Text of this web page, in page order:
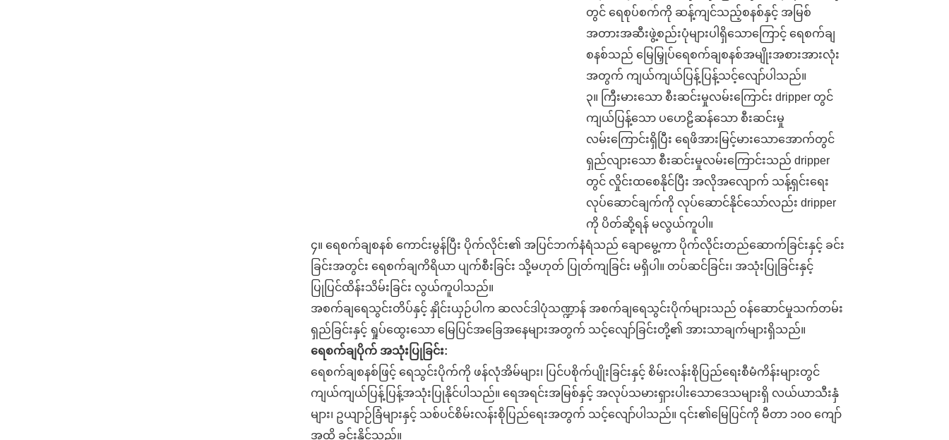
တွင် ရေစုပ်စက်ကို ဆန့်ကျင်သည့်စနစ်နှင့် အမြစ်
အတားအဆီးဖွဲ့စည်းပုံများပါရှိသောကြောင့် ရေစက်ချ
စနစ်သည် မြေမြှုပ်ရေစက်ချစနစ်အမျိုးအစားအားလုံး
အတွက် ကျယ်ကျယ်ပြန့်ပြန့်သင့်လျော်ပါသည်။
၃။ ကြီးမားသော စီးဆင်းမှုလမ်းကြောင်း dripper တွင်
ကျယ်ပြန့်သော ပဟေဠိဆန်သော စီးဆင်းမှု
လမ်းကြောင်းရှိပြီး ရေဖိအားမြင့်မားသောအောက်တွင်
ရှည်လျားသော စီးဆင်းမှုလမ်းကြောင်းသည် dripper
တွင် လှိုင်းထစေနိုင်ပြီး အလိုအလျောက် သန့်ရှင်းရေး
လုပ်ဆောင်ချက်ကို လုပ်ဆောင်နိုင်သော်လည်း dripper
ကို ပိတ်ဆို့ရန် မလွယ်ကူပါ။
၄။ ရေစက်ချစနစ် ကောင်းမွန်ပြီး ပိုက်လိုင်း၏ အပြင်ဘက်နံရံသည် ချောမွေ့ကာ ပိုက်လိုင်းတည်ဆောက်ခြင်းနှင့် ခင်း
ခြင်းအတွင်း ရေစက်ချကိရိယာ ပျက်စီးခြင်း သို့မဟုတ် ပြုတ်ကျခြင်း မရှိပါ။ တပ်ဆင်ခြင်း၊ အသုံးပြုခြင်းနှင့်
ပြုပြင်ထိန်းသိမ်းခြင်း လွယ်ကူပါသည်။
အစက်ချရေသွင်းတိပ်နှင့် နှိုင်းယှဉ်ပါက ဆလင်ဒါပုံသဏ္ဍာန် အစက်ချရေသွင်းပိုက်များသည် ဝန်ဆောင်မှုသက်တမ်း
ရှည်ခြင်းနှင့် ရှုပ်ထွေးသော မြေပြင်အခြေအနေများအတွက် သင့်လျော်ခြင်းတို့၏ အားသာချက်များရှိသည်။
ရေစက်ချပိုက် အသုံးပြုခြင်း:
ရေစက်ချစနစ်ဖြင့် ရေသွင်းပိုက်ကို ဖန်လုံအိမ်များ၊ ပြင်ပစိုက်ပျိုးခြင်းနှင့် စိမ်းလန်းစိုပြည်ရေးစီမံကိန်းများတွင်
ကျယ်ကျယ်ပြန့်ပြန့်အသုံးပြုနိုင်ပါသည်။ ရေအရင်းအမြစ်နှင့် အလုပ်သမားရှားပါးသောဒေသများရှိ လယ်ယာသီးနှံ
များ၊ ဥယျာဉ်ခြံများနှင့် သစ်ပင်စိမ်းလန်းစိုပြည်ရေးအတွက် သင့်လျော်ပါသည်။ ၎င်း၏မြေပြင်ကို မီတာ ၁၀၀ ကျော်
အထိ ခင်းနိုင်သည်။